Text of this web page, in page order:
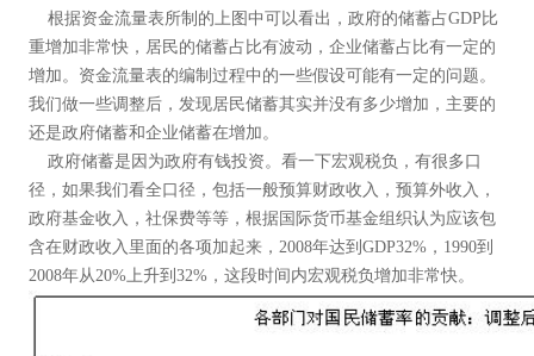
根据资金流量表所制的上图中可以看出，政府的储蓄占GDP比
重增加非常快，居民的储蓄占比有波动，企业储蓄占比有一定的
增加。资金流量表的编制过程中的一些假设可能有一定的问题。
我们做一些调整后，发现居民储蓄其实并没有多少增加，主要的
还是政府储蓄和企业储蓄在增加。
政府储蓄是因为政府有钱投资。看一下宏观税负，有很多口
径，如果我们看全口径，包括一般预算财政收入，预算外收入，
政府基金收入，社保费等等，根据国际货币基金组织认为应该包
含在财政收入里面的各项加起来，2008年达到GDP32%，1990到
2008年从20%上升到32%，这段时间内宏观税负增加非常快。